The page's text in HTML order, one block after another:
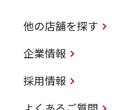
他の店舗を探す
企業情報
採用情報